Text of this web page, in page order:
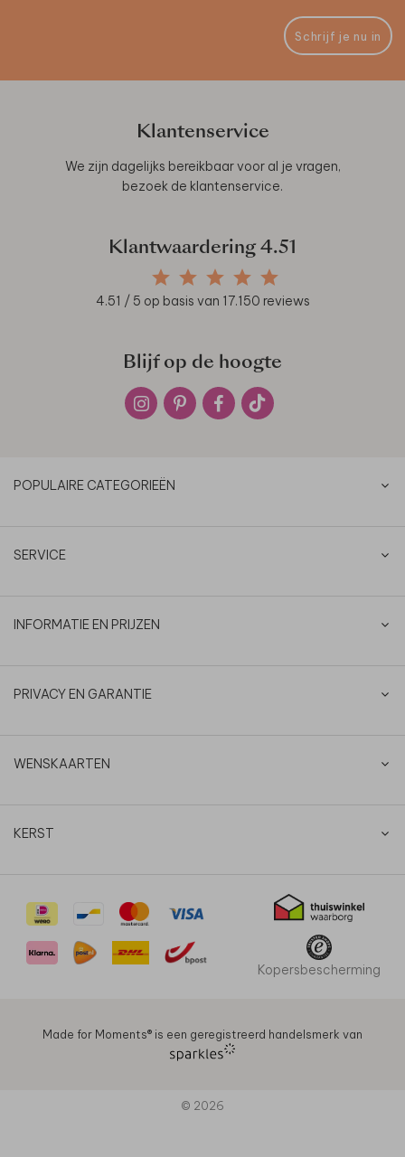
Schrijf je nu in
Klantenservice
We zijn dagelijks bereikbaar voor al je vragen,
bezoek de klantenservice.
Klantwaardering 4.51
4.51 / 5 op basis van 17.150 reviews
Blijf op de hoogte
POPULAIRE CATEGORIEËN
SERVICE
INFORMATIE EN PRIJZEN
PRIVACY EN GARANTIE
WENSKAARTEN
KERST
Kopersbescherming
Made for Moments®️ is een geregistreerd handelsmerk van
© 2026